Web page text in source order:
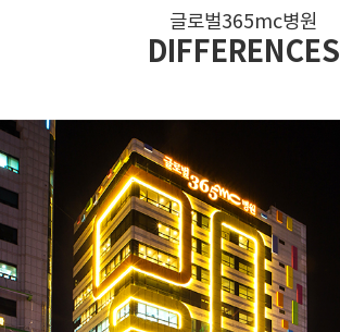
글로벌365mc병원
DIFFERENCES